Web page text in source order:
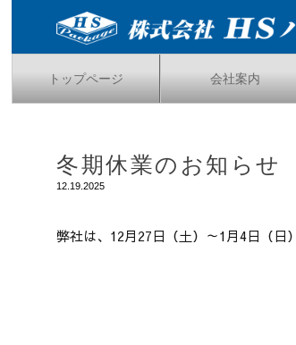
トップページ 会社案内
冬期休業のお知らせ
12.19.2025
弊社は、12月27日（土）～1月4日（日